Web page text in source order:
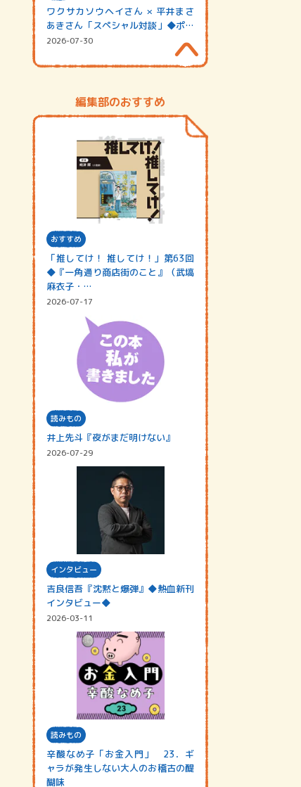
ワクサカソウヘイさん × 平井まさ
あきさん「スペシャル対談」◆ポッ
ドキャスト…
2026-07-30
編集部のおすすめ
おすすめ
「推してけ！ 推してけ！」第63回
◆『一角通り商店街のこと』（武塙
麻衣子・…
2026-07-17
読みもの
井上先斗『夜がまだ明けない』
2026-07-29
インタビュー
吉良信吾『沈黙と爆弾』◆熱血新刊
インタビュー◆
2026-03-11
読みもの
辛酸なめ子「お金入門」 23．ギ
ャラが発生しない大人のお稽古の醍
醐味